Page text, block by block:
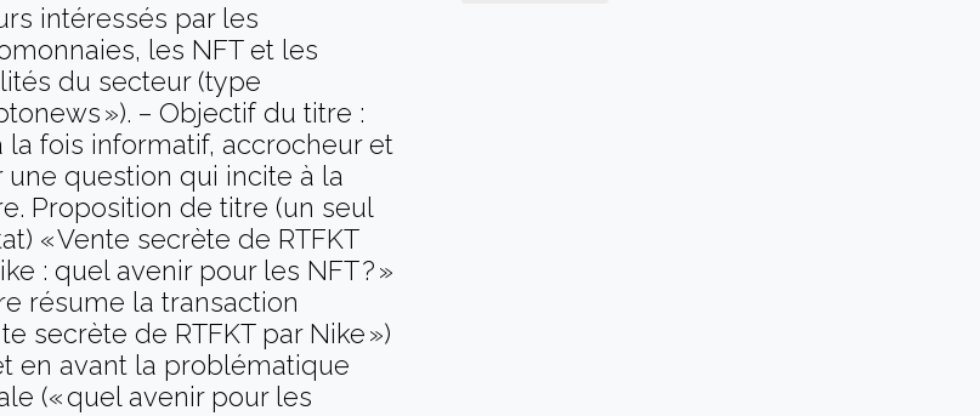
intéressés par les
les NFT et les
du secteur (type
»). – Objectif du titre :
la fois informatif, accrocheur et
une question qui incite à la
Proposition de titre (un seul
« Vente secrète de RTFKT
: quel avenir pour les NFT ? »
résume la transaction
secrète de RTFKT par Nike »)
en avant la problématique
(« quel avenir pour les